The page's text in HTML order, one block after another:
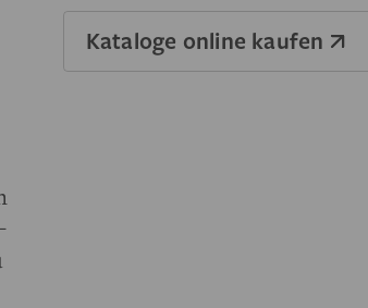
Kataloge online kaufen